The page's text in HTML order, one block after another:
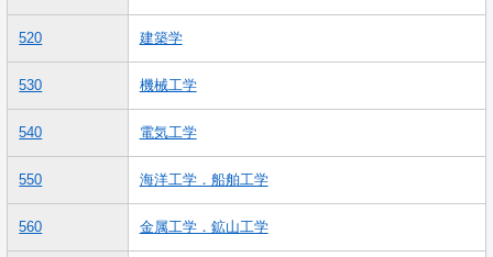
520 建築学
530 機械工学
540 電気工学
550 海洋工学．船舶工学
560 金属工学．鉱山工学